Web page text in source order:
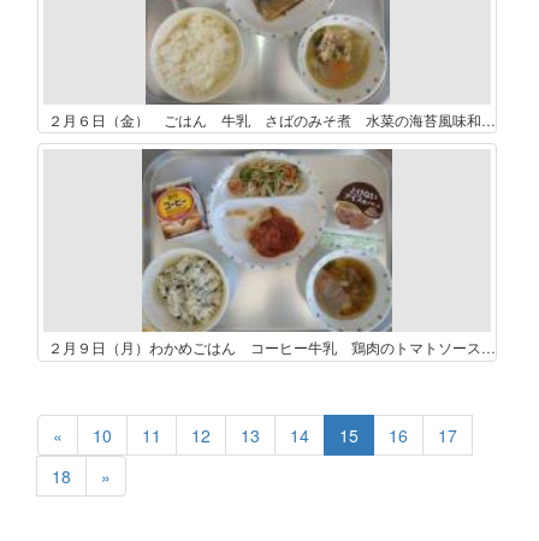
２月６日（金） ごはん 牛乳 さばのみそ煮 水菜の海苔風味和え 野菜たっぷり鶏肉汁
２月９日（月）わかめごはん コーヒー牛乳 鶏肉のトマトソース焼き もやしのナムル なめこ汁 チョコアイス風デザート
« 10 11 12 13 14 15 16
17
18
»